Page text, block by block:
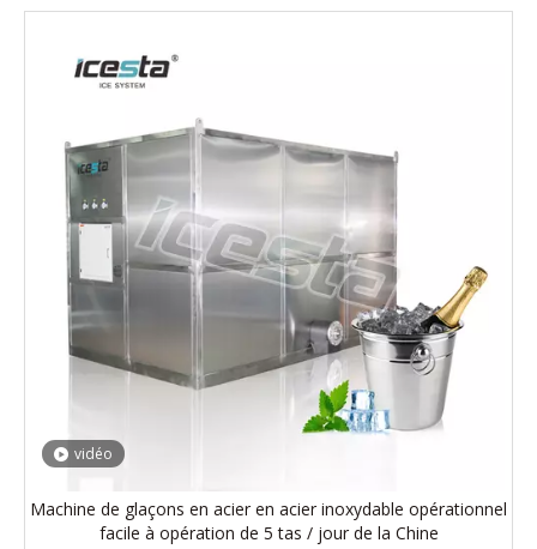
vidéo
Machine de glaçons en acier en acier inoxydable opérationnel
facile à opération de 5 tas / jour de la Chine